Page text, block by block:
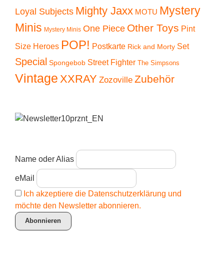
Loyal Subjects Mighty Jaxx MOTU Mystery
Minis Mystery Minis One Piece Other Toys Pint
Size Heroes POP! Postkarte Rick and Morty Set
Special Spongebob Street Fighter The Simpsons
Vintage XXRAY Zozoville Zubehör
Name oder Alias
eMail
Ich akzeptiere die Datenschutzerklärung und
möchte den Newsletter abonnieren.